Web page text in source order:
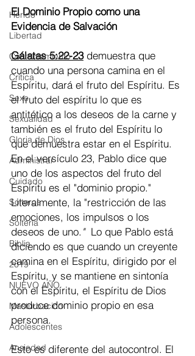
Herido
Libertad
Contentamiento
Crítica
Sexo
Sexualidad
Gloria de Dios
Administrar
Cuidado
Solteros
Soltería
Biblia
2019
NUEVO AÑO
Masturbación
Adolescentes
Ansiedad
El Dominio Propio como una
Evidencia de Salvación
Gálatas 5:22-23 demuestra que
cuando una persona camina en el
Espíritu, dará el fruto del Espíritu. Es
el fruto del espíritu lo que es
antitético a los deseos de la carne y
también es el fruto del Espíritu lo
que demuestra estar en el Espíritu.
En el versículo 23, Pablo dice que
uno de los aspectos del fruto del
Espíritu es el "dominio propio."
Literalmente, la "restricción de las
emociones, los impulsos o los
deseos de uno. " Lo que Pablo está
diciendo es que cuando un creyente
camina en el Espíritu, dirigido por el
Espíritu, y se mantiene en sintonía
con el Espíritu, el Espíritu de Dios
produce dominio propio en esa
persona.
Esto es diferente del autocontrol. El